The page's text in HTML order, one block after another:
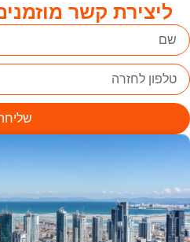
ליצירת קשר
שליחה